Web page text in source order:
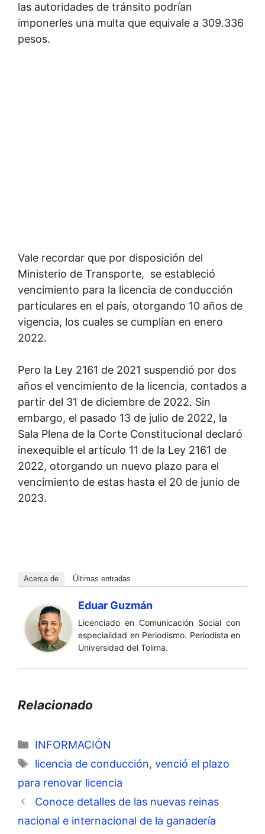
las autoridades de tránsito podrían
imponerles una multa que equivale a 309.336
pesos.
Vale recordar que por disposición del
Ministerio de Transporte, se estableció
vencimiento para la licencia de conducción
particulares en el país, otorgando 10 años de
vigencia, los cuales se cumplían en enero
2022.
Pero la Ley 2161 de 2021 suspendió por dos
años el vencimiento de la licencia, contados a
partir del 31 de diciembre de 2022. Sin
embargo, el pasado 13 de julio de 2022, la
Sala Plena de la Corte Constitucional declaró
inexequible el artículo 11 de la Ley 2161 de
2022, otorgando un nuevo plazo para el
vencimiento de estas hasta el 20 de junio de
2023.
Acerca de Últimas entradas
Eduar Guzmán
Licenciado en Comunicación Social con
especialidad en Periodismo. Periodista en
Universidad del Tolima.
Relacionado
Categorías
INFORMACIÓN
Etiquetas
licencia de conducción, venció el plazo
para renovar licencia
Conoce detalles de las nuevas reinas
nacional e internacional de la ganadería